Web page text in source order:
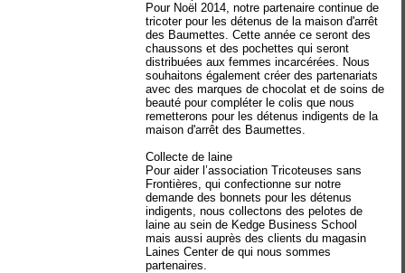
Pour Noël 2014, notre partenaire continue de
tricoter pour les détenus de la maison d'arrêt
des Baumettes. Cette année ce seront des
chaussons et des pochettes qui seront
distribuées aux femmes incarcérées. Nous
souhaitons également créer des partenariats
avec des marques de chocolat et de soins de
beauté pour compléter le colis que nous
remetterons pour les détenus indigents de la
maison d'arrêt des Baumettes.
Collecte de laine
Pour aider l’association Tricoteuses sans
Frontières, qui confectionne sur notre
demande des bonnets pour les détenus
indigents, nous collectons des pelotes de
laine au sein de Kedge Business School
mais aussi auprès des clients du magasin
Laines Center de qui nous sommes
partenaires.